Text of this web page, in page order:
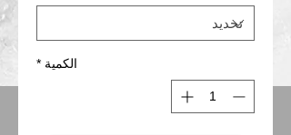
الكمية *